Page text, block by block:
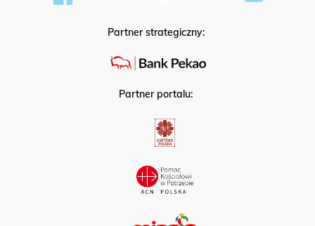
Partner strategiczny:
Partner portalu: